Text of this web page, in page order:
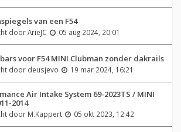
van een F54
doorArieJC 05 aug 2024, 20:01
voor F54 MINI Clubman zonder dakrails
door deusjevo 19 mar 2024, 16:21
Air Intake System 69-2023TS / MINI
2014
door M.Kappert 05 okt 2023, 12:42